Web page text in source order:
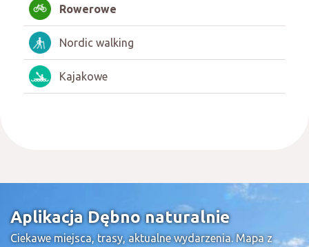
Rowerowe
Nordic walking
Kajakowe
Aplikacja Dębno naturalnie
Ciekawe miejsca, trasy, aktualne wydarzenia. Mapa z